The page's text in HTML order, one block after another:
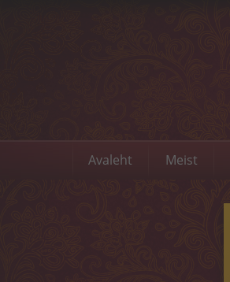
Avaleht Meist